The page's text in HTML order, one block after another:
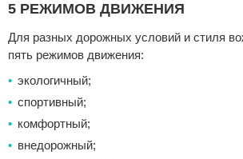
5 РЕЖИМОВ ДВИЖЕНИЯ
Для разных дорожных условий и стиля
пять режимов движения:
экологичный;
спортивный;
комфортный;
внедорожный;